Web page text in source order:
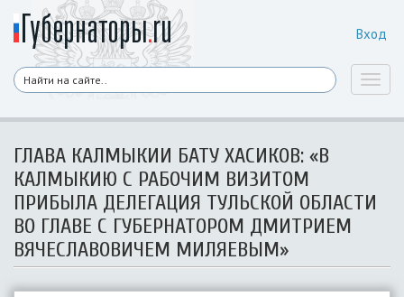
Вход
ГЛАВА КАЛМЫКИИ БАТУ ХАСИКОВ: «В
КАЛМЫКИЮ С РАБОЧИМ ВИЗИТОМ
ПРИБЫЛА ДЕЛЕГАЦИЯ ТУЛЬСКОЙ ОБЛАСТИ
ВО ГЛАВЕ С ГУБЕРНАТОРОМ ДМИТРИЕМ
ВЯЧЕСЛАВОВИЧЕМ МИЛЯЕВЫМ»